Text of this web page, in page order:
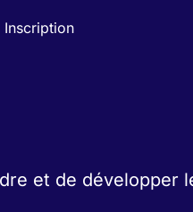
Inscription